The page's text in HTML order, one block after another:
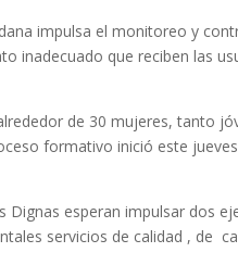
impulsa el monitoreo y
inadecuado que reciben las
de 30 mujeres, tanto
formativo inició este
Dignas esperan impulsar dos
servicios de calidad , de